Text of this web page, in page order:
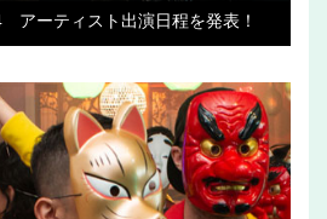
アーティスト出演日程を発表！